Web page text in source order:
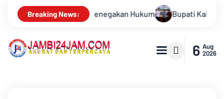
Breaking News:
Bupati Kabupaten Muarojambi Buka Verifikasi Faktual
6 Aug
2026